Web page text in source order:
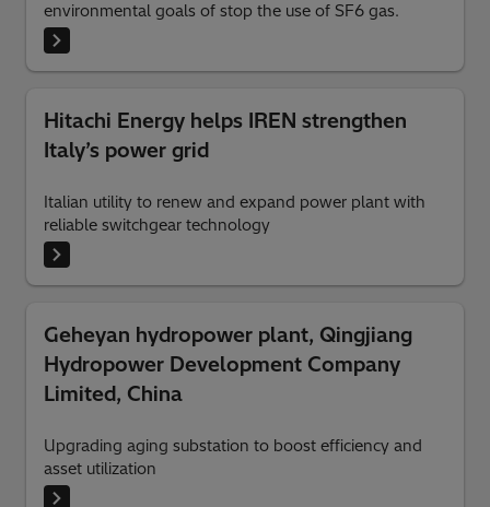
environmental goals of stop the use of SF6 gas.
Hitachi Energy helps IREN strengthen
Italy’s power grid
Italian utility to renew and expand power plant with
reliable switchgear technology
Geheyan hydropower plant, Qingjiang
Hydropower Development Company
Limited, China
Upgrading aging substation to boost efficiency and
asset utilization